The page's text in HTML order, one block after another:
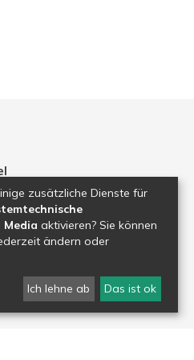
zusätzliche Dienste für
aktivieren? Sie können
ändern oder
Ich lehne ab Das ist ok